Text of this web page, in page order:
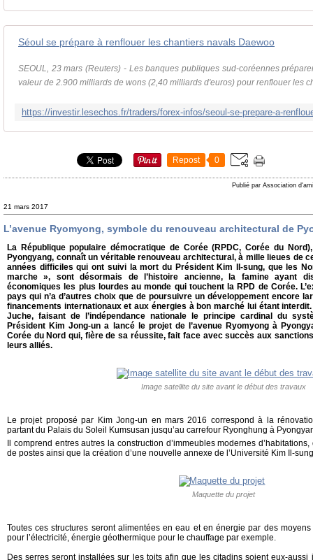
Séoul se prépare à renflouer les chantiers navals Daewoo
SEOUL, 23 mars (Reuters) - Les banques publiques sud-coréennes
valeur de 2.900 milliards de wons (2,40 milliards d'euros) pour renflouer les
Repost 0
Publié par Association
21 mars 2017
L’avenue Ryomyong, symbole du renouveau architectural de
La République populaire démocratique de Corée (RPDC, Corée du
Pyongyang, connaît un véritable renouveau architectural, à mille lieues de
années difficiles qui ont suivi la mort du Président Kim Il-sung, que les
marche », sont désormais de l’histoire ancienne, la famine ayant
économiques les plus lourdes au monde qui touchent la RPD de Corée.
pays qui n’a d’autres choix que de poursuivre un développement encore
financements internationaux et aux énergies à bon marché lui étant
Juche, faisant de l’indépendance nationale le principe cardinal du
Président Kim Jong-un a lancé le projet de l’avenue Ryomyong à
Corée du Nord qui, fière de sa réussite, fait face avec succès aux
leurs alliés.
Image satellite du site avant le début des travaux
Le projet proposé par Kim Jong-un en mars 2016 correspond à la
partant du Palais du Soleil Kumsusan jusqu’au carrefour Ryonghung à
Il comprend entres autres la construction d’immeubles modernes
de postes ainsi que la création d’une nouvelle annexe de l’Université Kim Il-
Maquette du projet
Toutes ces structures seront alimentées en eau et en énergie par des
pour l’électricité, énergie géothermique pour le chauffage par exemple.
Des serres seront installées sur les toits afin que les citadins soient eux-